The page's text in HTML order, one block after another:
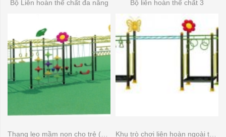
Bộ Liên hoàn thể chất đa năng Bộ liên hoàn thể chất 3